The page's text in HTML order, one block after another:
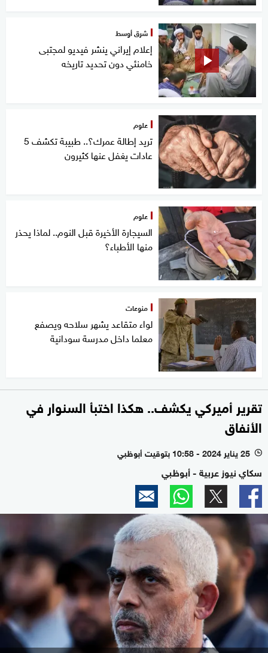
شرق أوسط
إعلام إيراني ينشر فيديو لمجتبى
خامنئي دون تحديد تاريخه
علوم
تريد إطالة عمرك؟.. طبيبة تكشف 5
عادات يغفل عنها كثيرون
علوم
السيجارة الأخيرة قبل النوم.. لماذا يحذر
منها الأطباء؟
منوعات
لواء متقاعد يشهر سلاحه ويصفع
معلما داخل مدرسة سودانية
تقرير أميركي يكشف.. هكذا اختبأ السنوار في
الأنفاق
l 25 يناير 2024 - 10:58 بتوقيت أبوظبي
سكاي نيوز عربية - أبوظبي